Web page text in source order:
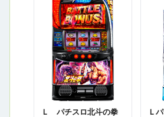
Ｌ パチスロ北斗の拳
Ｌ